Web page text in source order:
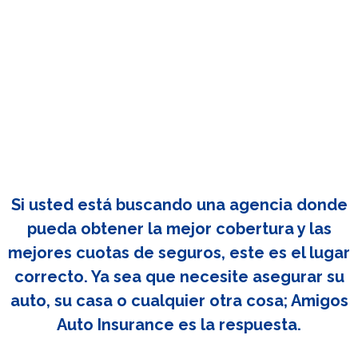
Si usted está buscando una agencia donde
pueda obtener la mejor cobertura y las
mejores cuotas de seguros, este es el lugar
correcto. Ya sea que necesite asegurar su
auto, su casa o cualquier otra cosa; Amigos
Auto Insurance es la respuesta.